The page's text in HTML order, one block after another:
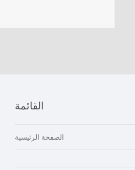
القائمة
الصفحة الرئيسية